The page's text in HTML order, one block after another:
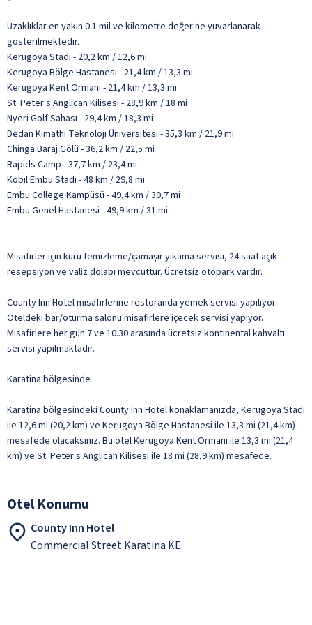
Uzaklıklar en yakın 0.1 mil ve kilometre değerine yuvarlanarak
gösterilmektedir.
Kerugoya Stadı - 20,2 km / 12,6 mi
Kerugoya Bölge Hastanesi - 21,4 km / 13,3 mi
Kerugoya Kent Ormanı - 21,4 km / 13,3 mi
St. Peter s Anglican Kilisesi - 28,9 km / 18 mi
Nyeri Golf Sahası - 29,4 km / 18,3 mi
Dedan Kimathi Teknoloji Üniversitesi - 35,3 km / 21,9 mi
Chinga Baraj Gölü - 36,2 km / 22,5 mi
Rapids Camp - 37,7 km / 23,4 mi
Kobil Embu Stadı - 48 km / 29,8 mi
Embu College Kampüsü - 49,4 km / 30,7 mi
Embu Genel Hastanesi - 49,9 km / 31 mi
Misafirler için kuru temizleme/çamaşır yıkama servisi, 24 saat açık
resepsiyon ve valiz dolabı mevcuttur. Ücretsiz otopark vardır.
County Inn Hotel misafirlerine restoranda yemek servisi yapılıyor.
Oteldeki bar/oturma salonu misafirlere içecek servisi yapıyor.
Misafirlere her gün 7 ve 10.30 arasında ücretsiz kontinental kahvaltı
servisi yapılmaktadır.
Karatina bölgesinde
Karatina bölgesindeki County Inn Hotel konaklamanızda, Kerugoya Stadı
ile 12,6 mi (20,2 km) ve Kerugoya Bölge Hastanesi ile 13,3 mi (21,4 km)
mesafede olacaksınız. Bu otel Kerugoya Kent Ormanı ile 13,3 mi (21,4
km) ve St. Peter s Anglican Kilisesi ile 18 mi (28,9 km) mesafede.
Otel Konumu
County Inn Hotel
Commercial Street Karatina KE